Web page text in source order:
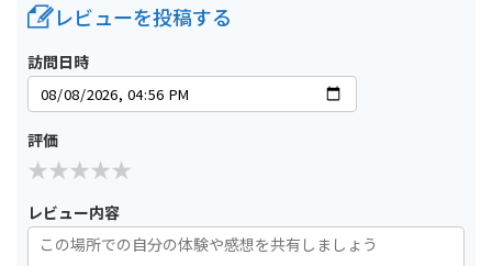
レビューを投稿する
訪問日時
評価
レビュー内容